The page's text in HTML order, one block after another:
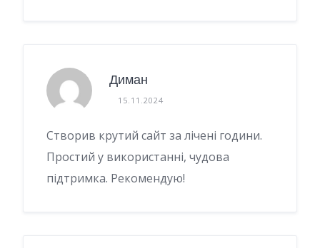
Диман
15.11.2024
Створив крутий сайт за лічені години.
Простий у використанні, чудова
підтримка. Рекомендую!